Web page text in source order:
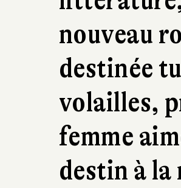
nouveau
destinée
volailles,
femme
destin à